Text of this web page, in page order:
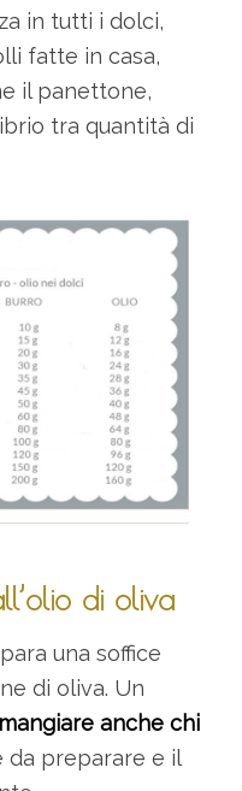
in tutti i dolci,
fatte in casa,
il panettone,
tra quantità di
di oliva
una soffice
di oliva. Un
anche chi
da preparare e il